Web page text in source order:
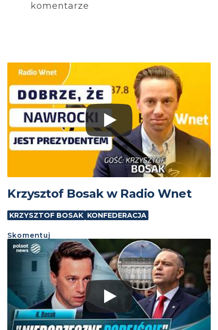
komentarze
Krzysztof Bosak w Radio Wnet
KRZYSZTOF BOSAK KONFEDERACJA
Skomentuj